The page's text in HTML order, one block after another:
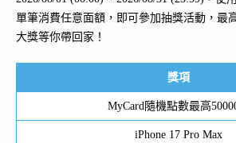
單筆消費任意面額，即可參加抽獎活動，最
大獎等你帶回家！
獎項
MyCard隨機點數最高
iPhone 17 Pro Max